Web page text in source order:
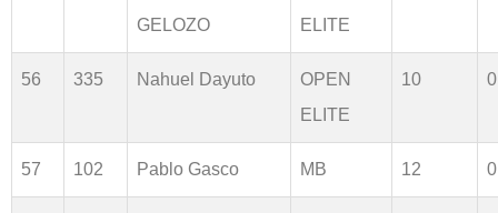
GELOZO
ELITE
56 335 Nahuel Dayuto
OPEN
ELITE
10
57 102 Pablo Gasco MB 12